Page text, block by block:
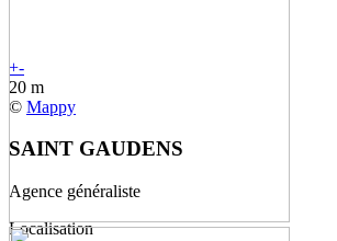
+-
20 m
© Mappy
SAINT GAUDENS
Agence généraliste
Localisation